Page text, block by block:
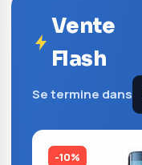
Vente
Flash
Se termine dans
-10%